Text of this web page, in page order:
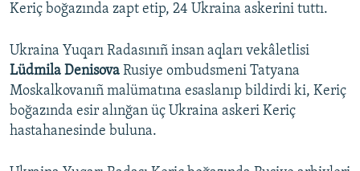
Keriç boğazında zapt etip, 24 Ukraina askerini tuttı.
Ukraina Yuqarı Radasınıñ insan aqları vekâletlisi
Lüdmila Denisova Rusiye ombudsmeni Tatyana
Moskalkovanıñ malümatına esaslanıp bildirdi ki, Keriç
boğazında esir alınğan üç Ukraina askeri Keriç
hastahanesinde buluna.